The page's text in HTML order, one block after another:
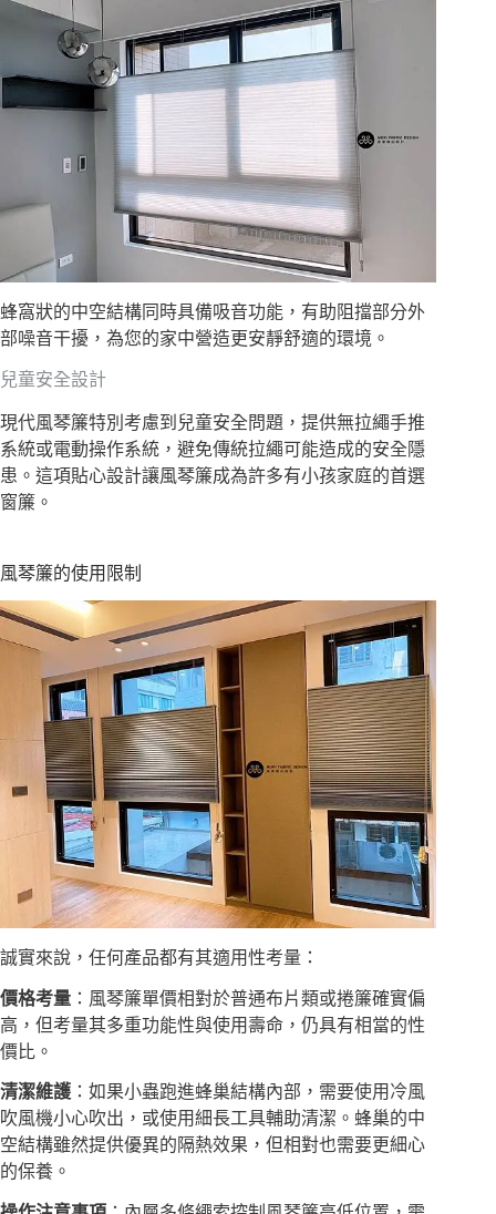
蜂窩狀的中空結構同時具備吸音功能，有助阻擋部分外
部噪音干擾，為您的家中營造更安靜舒適的環境。
兒童安全設計
現代風琴簾特別考慮到兒童安全問題，提供無拉繩手推
系統或電動操作系統，避免傳統拉繩可能造成的安全隱
患。這項貼心設計讓風琴簾成為許多有小孩家庭的首選
窗簾。
風琴簾的使用限制
誠實來說，任何產品都有其適用性考量：
價格考量 ：風琴簾單價相對於普通布片類或捲簾確實偏
高，但考量其多重功能性與使用壽命，仍具有相當的性
價比。
清潔維護 ：如果小蟲跑進蜂巢結構內部，需要使用冷風
吹風機小心吹出，或使用細長工具輔助清潔。蜂巢的中
空結構雖然提供優異的隔熱效果，但相對也需要更細心
的保養。